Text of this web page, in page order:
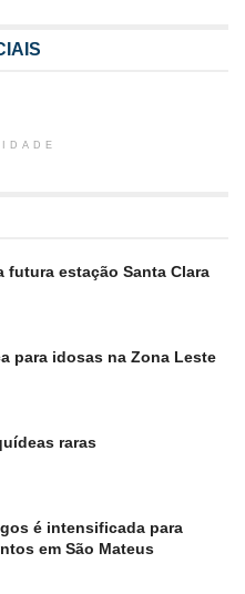
futura estação Santa Clara
para idosas na Zona Leste
raras
é intensificada para
em São Mateus